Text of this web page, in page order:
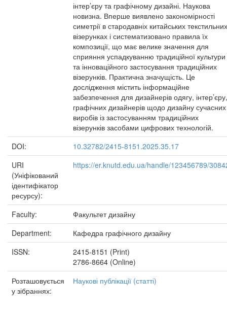
інтер’єру та графічному дизайні. Наукова
новизна. Вперше виявлено закономірності
симетрії в стародавніх китайських текстильних
візерунках і систематизовано правила їх
композиції, що має велике значення для
сприяння успадкуванню традиційної культури
та інноваційного застосування традиційних
візерунків. Практична значущість. Це
дослідження містить інформаційне
забезпечення для дизайнерів одягу, інтер’єру,
графічних дизайнерів щодо дизайну сучасних
виробів із застосуванням традиційних
візерунків засобами цифрових технологій.
DOI:
10.32782/2415-8151.2025.35.17
URI
(Уніфікований
ідентифікатор
ресурсу):
https://er.knutd.edu.ua/handle/123456789/
Faculty:
Факультет дизайну
Department:
Кафедра графічного дизайну
ISSN:
2415-8151 (Print)
2786-8664 (Online)
Розташовується
у зібраннях:
Наукові публікації (статті)